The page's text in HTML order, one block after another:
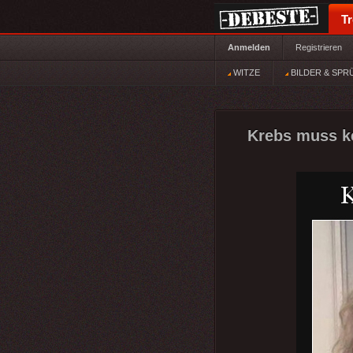
Anmelden Registrieren
WITZE BILDER &
Krebs muss